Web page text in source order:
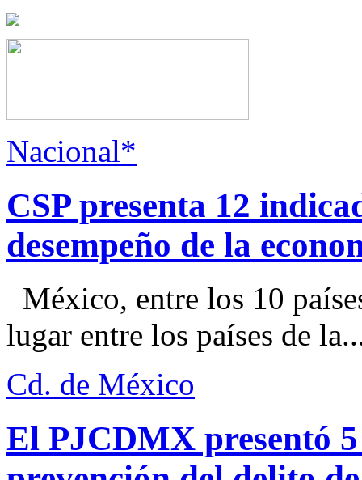
Nacional*
CSP presenta 12
desempeño de la
México, entre los 10
lugar entre los países de
Cd. de México
El PJCDMX presentó